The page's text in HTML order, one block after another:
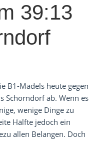
39:13
B1-Mädels heute gegen
Schorndorf ab. Wenn es
wenige Dinge zu
Hälfte jedoch ein
allen Belangen. Doch